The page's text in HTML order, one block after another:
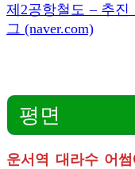
제2공항철도 – 추
그 (naver.com)
평면
운서역 대라수 어